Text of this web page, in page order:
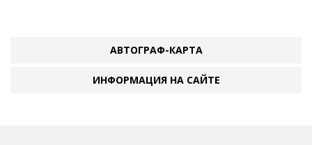
АВТОГРАФ-КАРТА
ИНФОРМАЦИЯ НА САЙТЕ